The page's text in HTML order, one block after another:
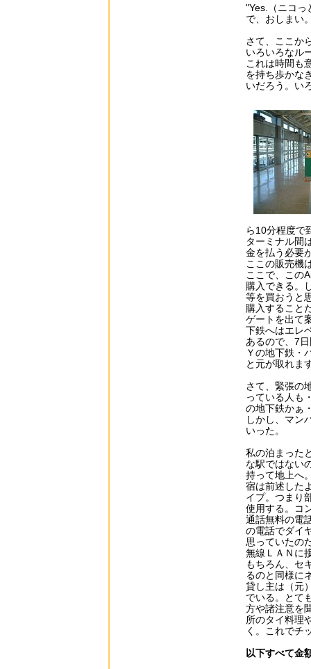
"Yes.（ニコっ
で、おしまい
さて、ここか
いろいろなル
これは時間も
を持ち歩かな
いだろう。い
ら10分程度で
ターミナル間
金を払う必要
ここの販売機
ここで、この
購入できる。
等を買おうと
購入すること
ゲートを出て
下鉄へはエレ
あるので、7
Ｙの地下鉄・
と元が取れま
さて、緊張の
っている人も
の地下鉄かぁ
しかし、マン
いった。
私の泊まった
な駅ではない
持って地上へ
宿は前述した
イプ。つまり
使用する。コ
通話無料の電
の電話でダイ
思っていたの
無線ＬＡＮに
もちろん、セ
るのと同様に
貸し主は（元
でいる。とて
方や諸注意を
所のタイ料理
く。これでチ
以下すべて金